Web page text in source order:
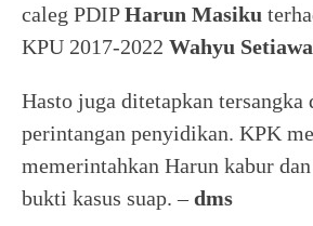
caleg PDIPHarun Masiku
KPU 2017-2022 Wahyu
Hasto juga ditetapkan tersangka
perintangan penyidikan. KPK
memerintahkan Harun kabur
bukti kasus suap. –dms